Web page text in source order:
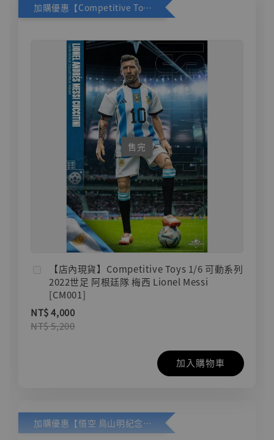
加購優惠【Competitive Toys 梅西 [CM001]】
售完
【店內現貨】Competitive Toys 1/6 可動系列
2022世足 阿根廷隊 梅西 Lionel Messi
[CM001]
NT$ 4,000
NT$ 5,200
加入購物車
加購優惠【悟空 鳥山明紀念款 [奇蹟工作室]】